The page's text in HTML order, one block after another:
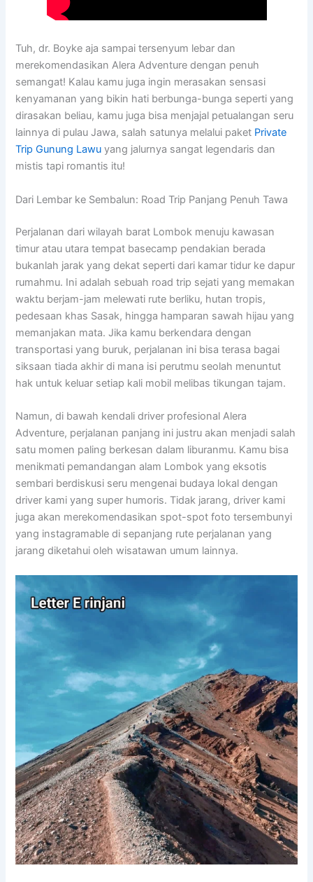
Tuh, dr. Boyke aja sampai tersenyum lebar dan
merekomendasikan Alera Adventure dengan penuh
semangat! Kalau kamu juga ingin merasakan sensasi
kenyamanan yang bikin hati berbunga-bunga seperti yang
dirasakan beliau, kamu juga bisa menjajal petualangan seru
lainnya di pulau Jawa, salah satunya melalui paket Private
Trip Gunung Lawu yang jalurnya sangat legendaris dan
mistis tapi romantis itu!
Dari Lembar ke Sembalun: Road Trip Panjang Penuh Tawa
Perjalanan dari wilayah barat Lombok menuju kawasan
timur atau utara tempat basecamp pendakian berada
bukanlah jarak yang dekat seperti dari kamar tidur ke dapur
rumahmu. Ini adalah sebuah road trip sejati yang memakan
waktu berjam-jam melewati rute berliku, hutan tropis,
pedesaan khas Sasak, hingga hamparan sawah hijau yang
memanjakan mata. Jika kamu berkendara dengan
transportasi yang buruk, perjalanan ini bisa terasa bagai
siksaan tiada akhir di mana isi perutmu seolah menuntut
hak untuk keluar setiap kali mobil melibas tikungan tajam.
Namun, di bawah kendali driver profesional Alera
Adventure, perjalanan panjang ini justru akan menjadi salah
satu momen paling berkesan dalam liburanmu. Kamu bisa
menikmati pemandangan alam Lombok yang eksotis
sembari berdiskusi seru mengenai budaya lokal dengan
driver kami yang super humoris. Tidak jarang, driver kami
juga akan merekomendasikan spot-spot foto tersembunyi
yang instagramable di sepanjang rute perjalanan yang
jarang diketahui oleh wisatawan umum lainnya.